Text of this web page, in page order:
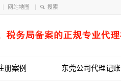
网站地图
册案例 东莞公司代理记账